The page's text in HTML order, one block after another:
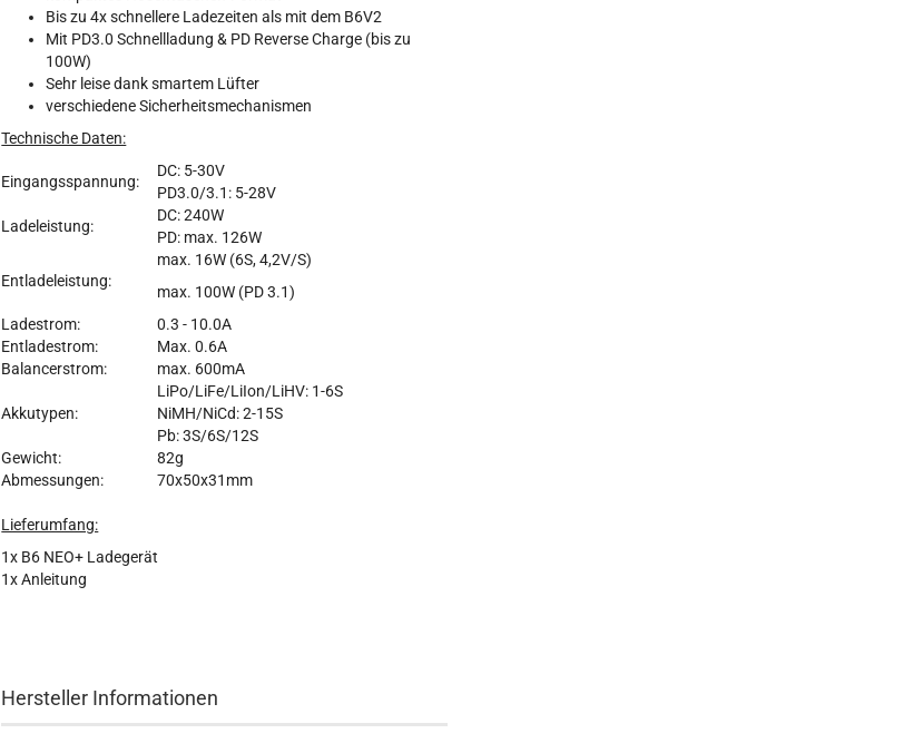
Bis zu 4x schnellere Ladezeiten als mit dem B6V2
Mit PD3.0 Schnellladung & PD Reverse Charge (bis zu
100W)
Sehr leise dank smartem Lüfter
verschiedene Sicherheitsmechanismen
Technische Daten:
Eingangsspannung:
DC: 5-30V
PD3.0/3.1: 5-28V
Ladeleistung:
DC: 240W
PD: max. 126W
Entladeleistung:
max. 16W (6S, 4,2V/S)
max. 100W (PD 3.1)
Ladestrom:
0.3 - 10.0A
Entladestrom:
Max. 0.6A
Balancerstrom:
max. 600mA
Akkutypen:
LiPo/LiFe/LiIon/LiHV: 1-6S
NiMH/NiCd: 2-15S
Pb: 3S/6S/12S
Gewicht:
82g
Abmessungen:
70x50x31mm
Lieferumfang:
1x B6 NEO+ Ladegerät
1x Anleitung
Hersteller Informationen